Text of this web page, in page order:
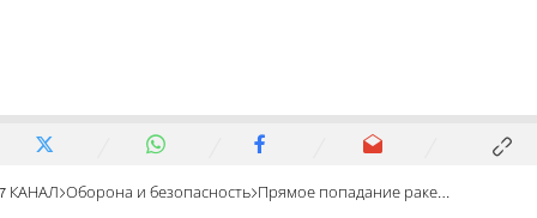
7 КАНАЛ Оборона и безопасность Прямое попадание ракеты в автомобиль. Жертв нет